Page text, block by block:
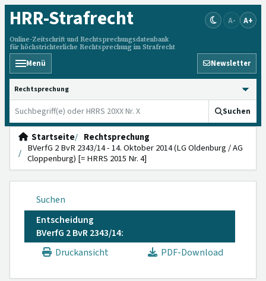
HRR-Strafrecht
Online-Zeitschrift und Rechtsprechungsdatenbank
für höchstrichterliche Rechtsprechung im Strafrecht
A- A+
Menü Newsletter
HRRS durchsuchen
Suchen
Startseite
Rechtsprechung
BVerfG 2 BvR 2343/14 - 14. Oktober 2014 (LG Oldenburg / AG
Cloppenburg) [= HRRS 2015 Nr. 4]
Suchen
Entscheidung
BVerfG 2 BvR 2343/14:
Druckansicht
PDF-Download